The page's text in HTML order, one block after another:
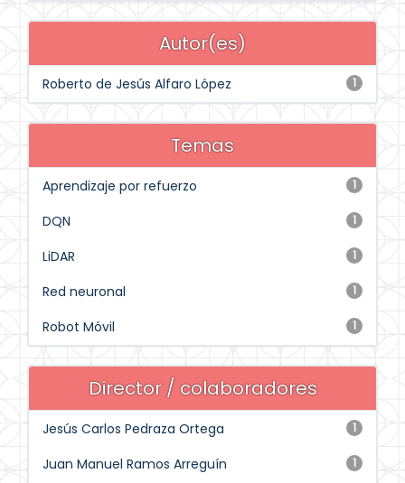
Autor(es)
1
Roberto de Jesús Alfaro López
Temas
1
Aprendizaje por refuerzo
1
DQN
1
LiDAR
1
Red neuronal
1
Robot Móvil
Director / colaboradores
1
Jesús Carlos Pedraza Ortega
1
Juan Manuel Ramos Arreguín